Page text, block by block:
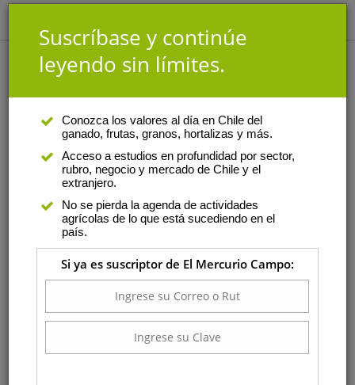
Rodrigo Prado
Médico veterinario con estudios
universidades de California-
profesor de la Facultad de
Medicina Veterinaria de la
Universidad de Chile.
Cómo mejorar los resultados en la crianza y
Suscríbase y continúe
leyendo sin límites.
Conozca los valores al día en Chile del
ganado, frutas, granos, hortalizas y más.
Acceso a estudios en profundidad por sector,
rubro, negocio y mercado de Chile y el
extranjero.
No se pierda la agenda de actividades
agrícolas de lo que está sucediendo en el
país.
Si ya es suscriptor de El Mercurio Campo: